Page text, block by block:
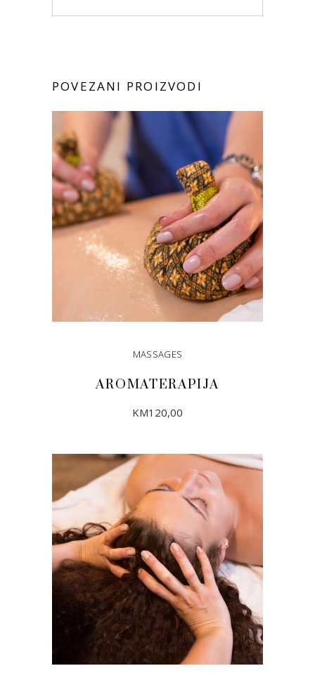
POVEZANI PROIZVODI
MASSAGES
AROMATERAPIJA
KM120,00
DODAJ U KORPU